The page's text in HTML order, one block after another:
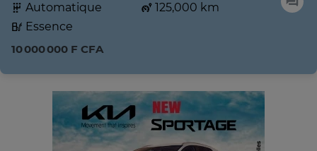
Automatique
125,000 km
Essence
10 000 000 F CFA